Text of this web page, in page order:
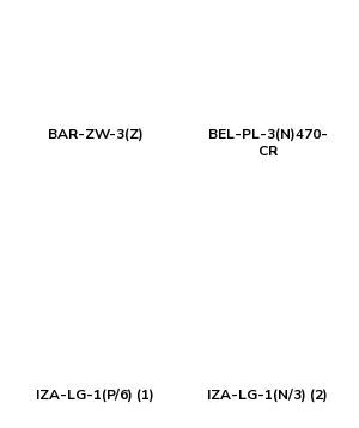
BAR-ZW-3(Z)
BEL-PL-3(N)470-
CR
IZA-LG-1(P/6) (1) IZA-LG-1(N/3) (2)